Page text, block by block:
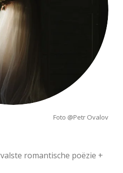
Foto @Petr Ovalov
romantische poëzie +